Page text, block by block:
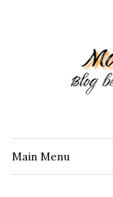
Main Menu